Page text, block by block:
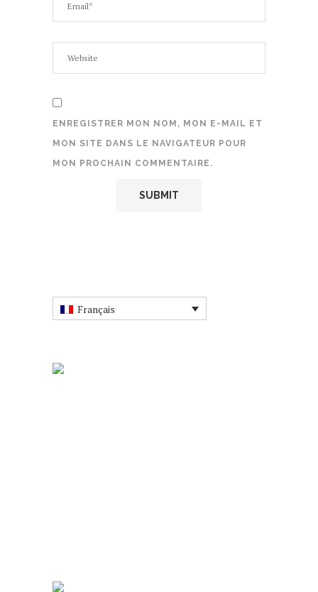
ENREGISTRER MON NOM, MON E-MAIL ET
MON SITE DANS LE NAVIGATEUR POUR
MON PROCHAIN COMMENTAIRE.
Français